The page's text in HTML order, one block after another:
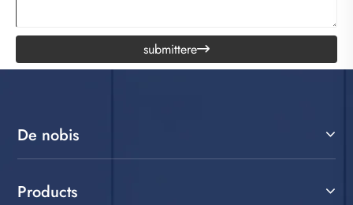
submittere
De nobis
Products